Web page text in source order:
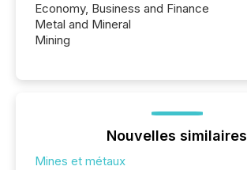
Economy, Business and Finance
Metal and Mineral
Mining
Nouvelles similaires
Mines et métaux